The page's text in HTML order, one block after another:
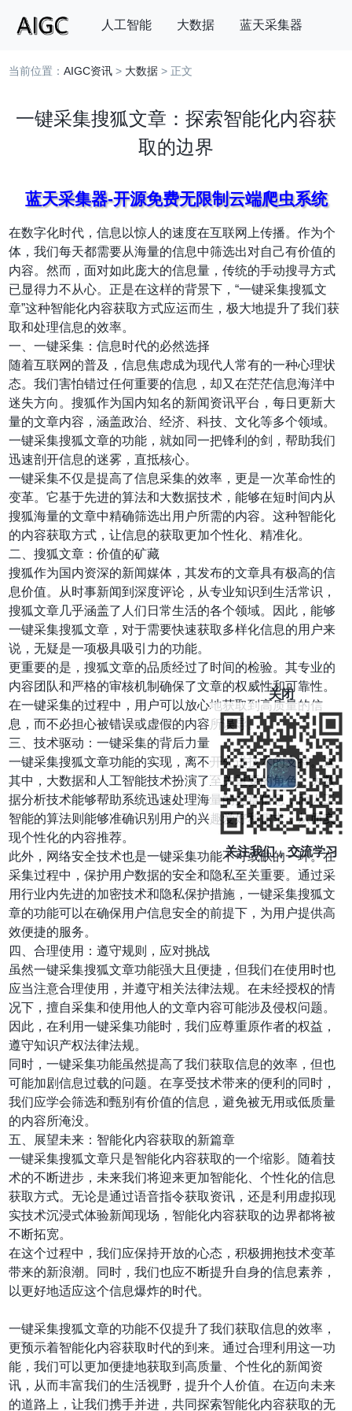
人工智能 大数据 蓝天采集器
搜索
当前位置：AIGC资讯 > 大数据 > 正文
一键采集搜狐文章：探索智能化内容获
取的边界
蓝天采集器-开源免费无限制云端爬虫系统
在数字化时代，信息以惊人的速度在互联网上传播。作为个
体，我们每天都需要从海量的信息中筛选出对自己有价值的
内容。然而，面对如此庞大的信息量，传统的手动搜寻方式
已显得力不从心。正是在这样的背景下，“一键采集搜狐文
章”这种智能化内容获取方式应运而生，极大地提升了我们获
取和处理信息的效率。
一、一键采集：信息时代的必然选择
随着互联网的普及，信息焦虑成为现代人常有的一种心理状
态。我们害怕错过任何重要的信息，却又在茫茫信息海洋中
迷失方向。搜狐作为国内知名的新闻资讯平台，每日更新大
量的文章内容，涵盖政治、经济、科技、文化等多个领域。
一键采集搜狐文章的功能，就如同一把锋利的剑，帮助我们
迅速剖开信息的迷雾，直抵核心。
一键采集不仅是提高了信息采集的效率，更是一次革命性的
变革。它基于先进的算法和大数据技术，能够在短时间内从
搜狐海量的文章中精确筛选出用户所需的内容。这种智能化
的内容获取方式，让信息的获取更加个性化、精准化。
二、搜狐文章：价值的矿藏
搜狐作为国内资深的新闻媒体，其发布的文章具有极高的信
息价值。从时事新闻到深度评论，从专业知识到生活常识，
搜狐文章几乎涵盖了人们日常生活的各个领域。因此，能够
一键采集搜狐文章，对于需要快速获取多样化信息的用户来
说，无疑是一项极具吸引力的功能。
更重要的是，搜狐文章的品质经过了时间的检验。其专业的
内容团队和严格的审核机制确保了文章的权威性和可靠性。
在一键采集的过程中，用户可以放心地获取到高质量的信
息，而不必担心被错误或虚假的内容所误导。
三、技术驱动：一键采集的背后力量
一键采集搜狐文章功能的实现，离不开先进技术的支持。这
其中，大数据和人工智能技术扮演了至关重要的角色。大数
据分析技术能够帮助系统迅速处理海量的文章信息，而人工
智能的算法则能够准确识别用户的兴趣爱好和需求，从而实
现个性化的内容推荐。
此外，网络安全技术也是一键采集功能不可或缺的一环。在
采集过程中，保护用户数据的安全和隐私至关重要。通过采
用行业内先进的加密技术和隐私保护措施，一键采集搜狐文
章的功能可以在确保用户信息安全的前提下，为用户提供高
效便捷的服务。
四、合理使用：遵守规则，应对挑战
虽然一键采集搜狐文章功能强大且便捷，但我们在使用时也
应当注意合理使用，并遵守相关法律法规。在未经授权的情
况下，擅自采集和使用他人的文章内容可能涉及侵权问题。
因此，在利用一键采集功能时，我们应尊重原作者的权益，
遵守知识产权法律法规。
同时，一键采集功能虽然提高了我们获取信息的效率，但也
可能加剧信息过载的问题。在享受技术带来的便利的同时，
我们应学会筛选和甄别有价值的信息，避免被无用或低质量
的内容所淹没。
五、展望未来：智能化内容获取的新篇章
一键采集搜狐文章只是智能化内容获取的一个缩影。随着技
术的不断进步，未来我们将迎来更加智能化、个性化的信息
获取方式。无论是通过语音指令获取资讯，还是利用虚拟现
实技术沉浸式体验新闻现场，智能化内容获取的边界都将被
不断拓宽。
在这个过程中，我们应保持开放的心态，积极拥抱技术变革
带来的新浪潮。同时，我们也应不断提升自身的信息素养，
以更好地适应这个信息爆炸的时代。
一键采集搜狐文章的功能不仅提升了我们获取信息的效率，
更预示着智能化内容获取时代的到来。通过合理利用这一功
能，我们可以更加便捷地获取到高质量、个性化的新闻资
讯，从而丰富我们的生活视野，提升个人价值。在迈向未来
的道路上，让我们携手并进，共同探索智能化内容获取的无
关闭
关注我们，交流学习